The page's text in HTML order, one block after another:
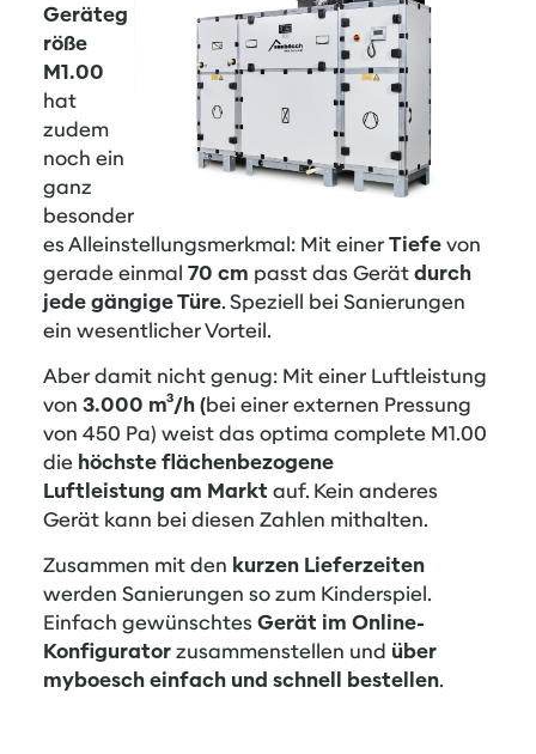
Geräteg
röße
M1.00
hat
zudem
noch ein
ganz
besonder
es Alleinstellungsmerkmal: Mit einerTiefevon
gerade einmal 70 cm passt das Gerätdurch
jede gängige Türe. Speziell bei Sanierungen
ein wesentlicher Vorteil.
Aber damit nicht genug: Mit einer Luftleistung
von 3.000 m³/h (bei einer externen Pressung
von 450 Pa) weist das optima complete M1.00
die höchste flächenbezogene
Luftleistung am Markt auf. Kein anderes
Gerät kann bei diesen Zahlen mithalten.
Zusammen mit den kurzen Lieferzeiten
werden Sanierungen so zum Kinderspiel.
Einfach gewünschtes Gerät im Online-
Konfiguratorzusammenstellen und über
myboesch einfach und schnell bestellen.